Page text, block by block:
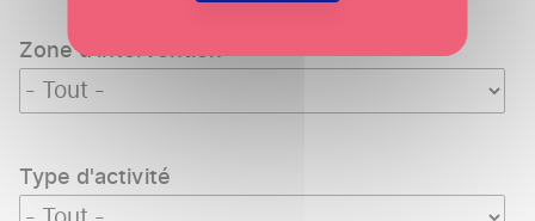
Zone d’intervention
Type d'activité